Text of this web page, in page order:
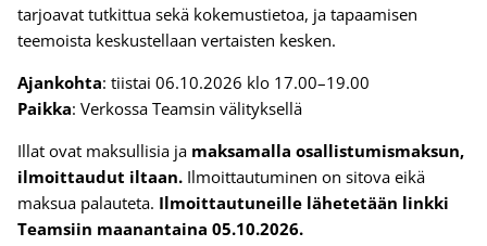
tarjoavat tutkittua sekä kokemustietoa, ja tapaamisen
teemoista keskustellaan vertaisten kesken.
Ajankohta: tiistai 06.10.2026 klo 17.00–19.00
Paikka: Verkossa Teamsin välityksellä
Illat ovat maksullisia ja maksamalla osallistumismaksun,
ilmoittaudut iltaan. Ilmoittautuminen on sitova eikä
maksua palauteta. Ilmoittautuneille lähetetään linkki
Teamsiin maanantaina 05.10.2026.